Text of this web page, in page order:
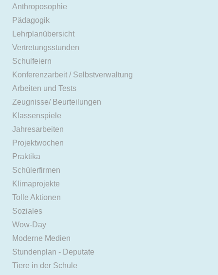
Anthroposophie
Pädagogik
Lehrplanübersicht
Vertretungsstunden
Schulfeiern
Konferenzarbeit / Selbstverwaltung
Arbeiten und Tests
Zeugnisse/ Beurteilungen
Klassenspiele
Jahresarbeiten
Projektwochen
Praktika
Schülerfirmen
Klimaprojekte
Tolle Aktionen
Soziales
Wow-Day
Moderne Medien
Stundenplan - Deputate
Tiere in der Schule